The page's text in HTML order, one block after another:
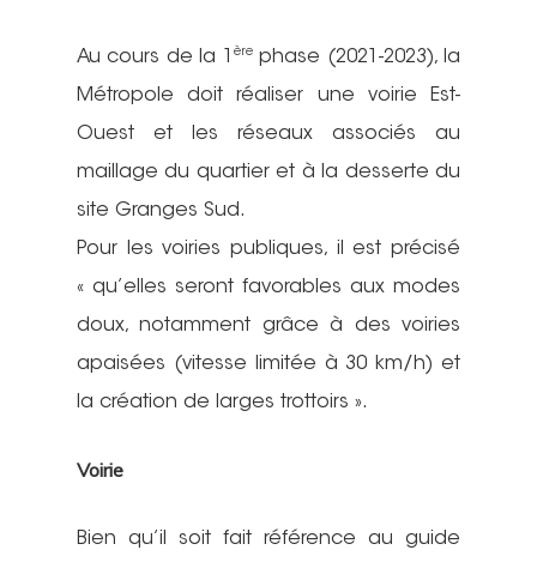
Au cours de la 1 èrephase (2021-2023), la
Métropole doit réaliser une voirie Est-
Ouest et les réseaux associés au
maillage du quartier et à la desserte du
site Granges Sud.
Pour les voiries publiques, il est précisé
« qu’elles seront favorables aux modes
doux, notamment grâce à des voiries
apaisées (vitesse limitée à 30 km/h) et
la création de larges trottoirs ».
Voirie
Bien qu’il soit fait référence au guide